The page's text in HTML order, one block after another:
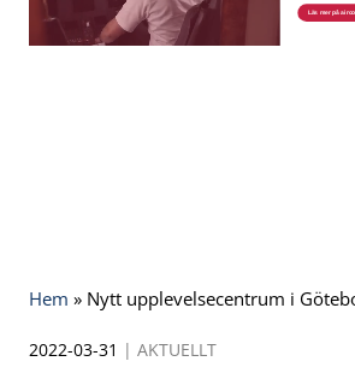
Hem » Nytt upplevelsecentrum i
2022-03-31 | AKTUELLT